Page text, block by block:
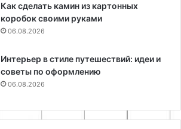
Как сделать камин из картонных
коробок своими руками
06.08.2026
Интерьер в стиле путешествий: идеи и
советы по оформлению
06.08.2026